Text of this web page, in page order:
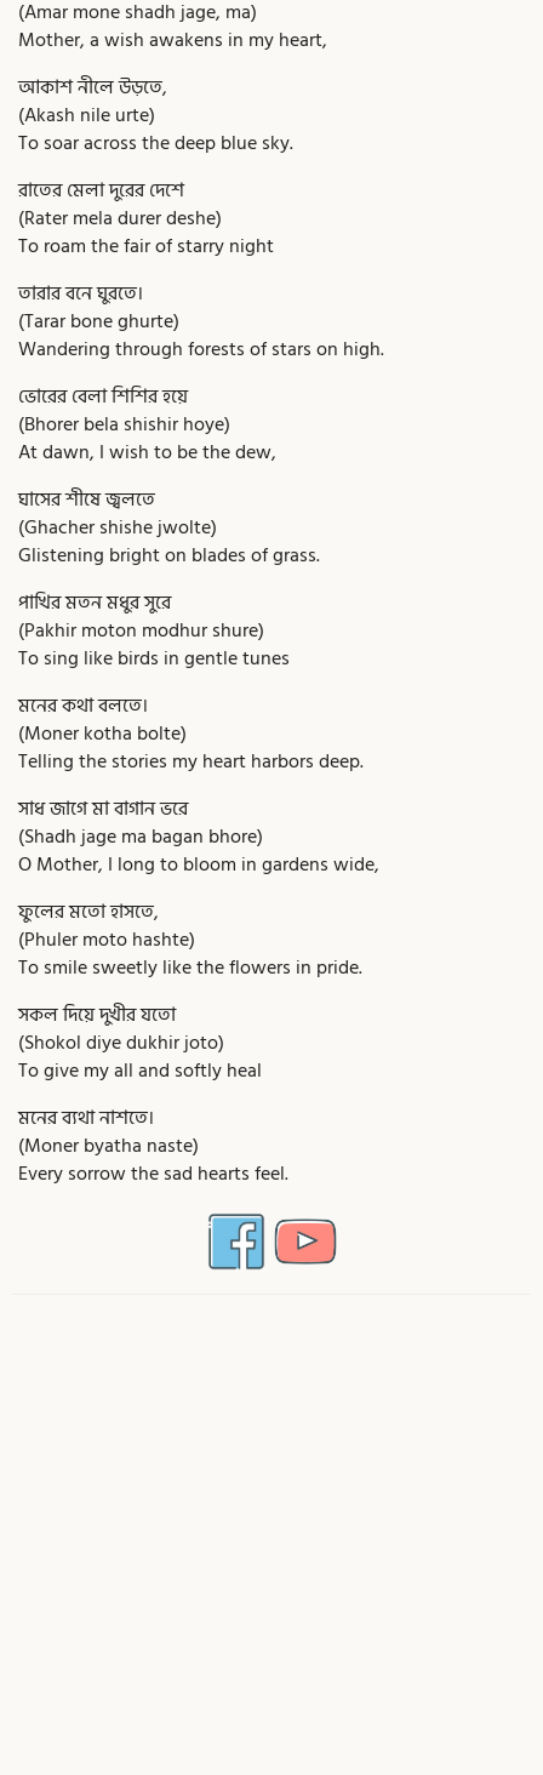
(Amar mone shadh jage, ma)
Mother, a wish awakens in my heart,
আকাশ নীলে উড়তে,
(Akash nile urte)
To soar across the deep blue sky.
রাতের মেলা দুরের দেশে
(Rater mela durer deshe)
To roam the fair of starry night
তারার বনে ঘুরতে।
(Tarar bone ghurte)
Wandering through forests of stars on high.
ভোরের বেলা শিশির হয়ে
(Bhorer bela shishir hoye)
At dawn, I wish to be the dew,
ঘাসের শীষে জ্বলতে
(Ghacher shishe jwolte)
Glistening bright on blades of grass.
পাখির মতন মধুর সুরে
(Pakhir moton modhur shure)
To sing like birds in gentle tunes
মনের কথা বলতে।
(Moner kotha bolte)
Telling the stories my heart harbors deep.
সাধ জাগে মা বাগান ভরে
(Shadh jage ma bagan bhore)
O Mother, I long to bloom in gardens wide,
ফুলের মতো হাসতে,
(Phuler moto hashte)
To smile sweetly like the flowers in pride.
সকল দিয়ে দুখীর যতো
(Shokol diye dukhir joto)
To give my all and softly heal
মনের ব্যথা নাশতে।
(Moner byatha naste)
Every sorrow the sad hearts feel.